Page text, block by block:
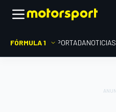
FÓRMULA 1 PORTADANOTICIAS